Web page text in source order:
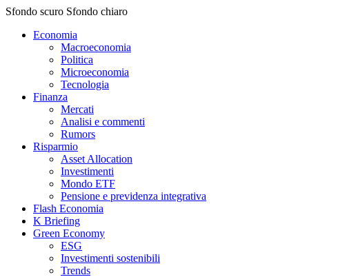
Sfondo scuro Sfondo chiaro
Economia
Macroeconomia
Politica
Microeconomia
Tecnologia
Finanza
Mercati
Analisi e commenti
Rumors
Risparmio
Asset Allocation
Investimenti
Mondo ETF
Pensione e previdenza integrativa
Flash Economia
K Briefing
Green Economy
ESG
Investimenti sostenibili
Trends